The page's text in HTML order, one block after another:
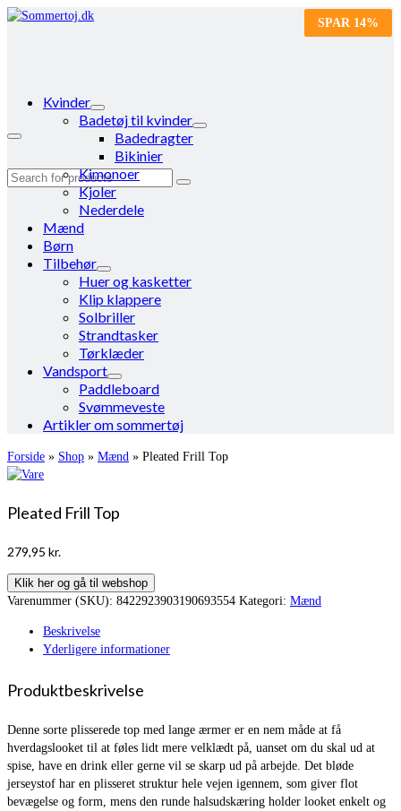
Search
Kvinder
Badetøj til kvinder
Badedragter
Bikinier
Kimonoer
Kjoler
Nederdele
Mænd
Børn
Tilbehør
Huer og kasketter
Klip klappere
Solbriller
Strandtasker
Tørklæder
Vandsport
Paddleboard
Svømmeveste
Artikler om sommertøj
Forside » Shop » Mænd » Pleated Frill Top
Pleated Frill Top
279,95 kr.
Klik her og gå til webshop
Varenummer (SKU): 8422923903190693554 Kategori: Mænd
Beskrivelse
Yderligere informationer
Produktbeskrivelse
Denne sorte plisserede top med lange ærmer er en nem måde at få
hverdagslooket til at føles lidt mere velklædt på, uanset om du skal ud at
spise, have en drink eller gerne vil se skarp ud på arbejde. Det bløde
jerseystof har en plisseret struktur hele vejen igennem, som giver flot
bevægelse og form, mens den runde halsudskæring holder looket enkelt og
SPAR 14%
SPAR 14%